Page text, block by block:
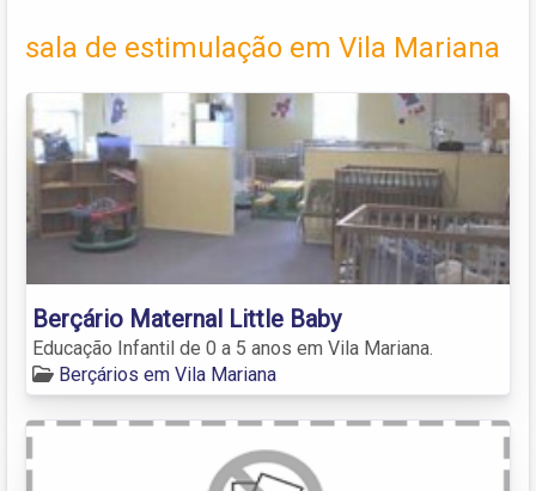
sala de estimulação em Vila Mariana
Berçário Maternal Little Baby
Educação Infantil de 0 a 5 anos em Vila Mariana.
Berçários em Vila Mariana